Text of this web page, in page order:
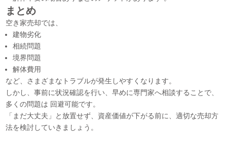
まとめ
空き家売却では、
建物劣化
相続問題
境界問題
解体費用
など、さまざまなトラブルが発生しやすくなります。
しかし、事前に状況確認を行い、早めに専門家へ相談することで、
多くの問題は 回避可能です。
「まだ大丈夫」と放置せず、資産価値が下がる前に、適切な売却方
法を検討していきましょう。